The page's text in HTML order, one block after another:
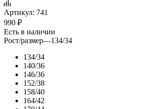
Артикул: 741
990 ₽
Есть в наличии
Рост/размер—134/34
134/34
140/36
146/36
152/38
158/40
164/42